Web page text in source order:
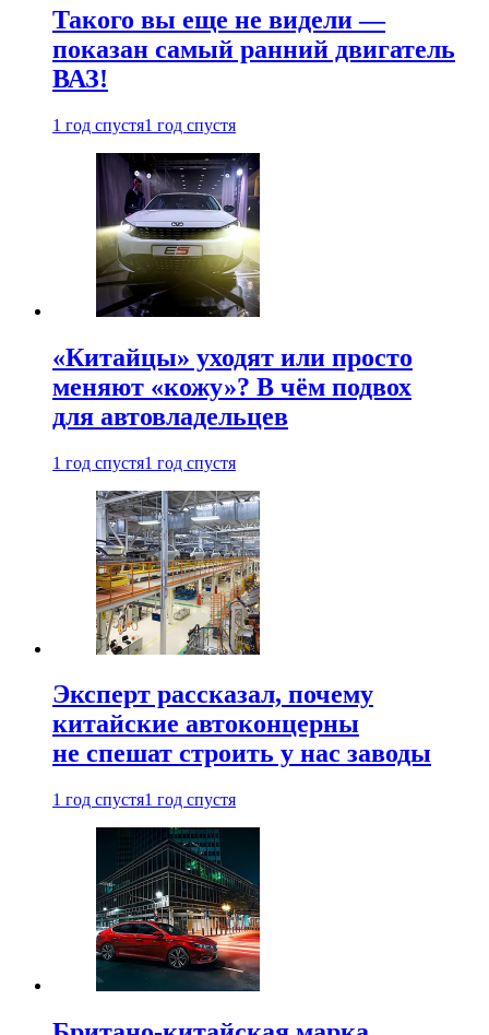
Такого вы еще не видели —
показан самый ранний двигатель
ВАЗ!
1 год спустя1 год спустя
«Китайцы» уходят или просто
меняют «кожу»? В чём подвох
для автовладельцев
1 год спустя1 год спустя
Эксперт рассказал, почему
китайские автоконцерны
не спешат строить у нас заводы
1 год спустя1 год спустя